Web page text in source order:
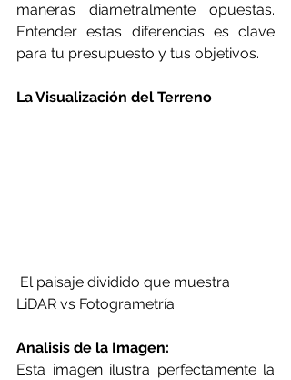
maneras diametralmente opuestas.
Entender estas diferencias es clave
para tu presupuesto y tus objetivos.
La Visualización del Terreno
El paisaje dividido que muestra
LiDAR vs Fotogrametría.
Analisis de la Imagen:
Esta imagen ilustra perfectamente la